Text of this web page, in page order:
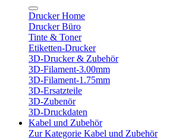
Drucker Home
Drucker Büro
Tinte & Toner
Etiketten-Drucker
3D-Drucker & Zubehör
3D-Filament-3.00mm
3D-Filament-1.75mm
3D-Ersatzteile
3D-Zubenör
3D-Druckdaten
Kabel und Zubehör
Zur Kategorie Kabel und Zubehör